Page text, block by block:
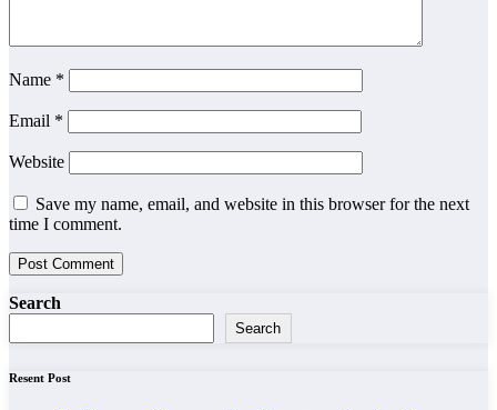
Name *
Email *
Website
Save my name, email, and website in this browser for the next
time I comment.
Search
Search
Resent Post